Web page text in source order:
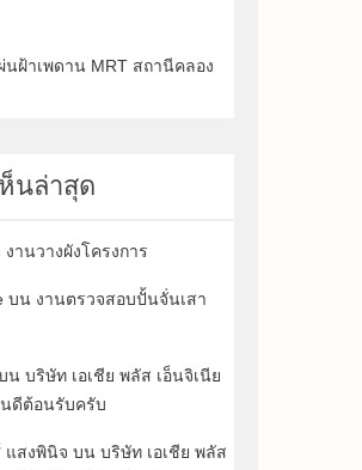
นฝ้าเพดาน MRT สถานีคลอง
นล่าสุด
งานวางผังโครงการ
บน งานตรวจสอบปั้นจั่นเสา
น บริษัท เอเชีย พลัส เอ็นจิเนีย
ดีต้อนรับครับ
แสงพินิจ บน บริษัท เอเชีย พลัส